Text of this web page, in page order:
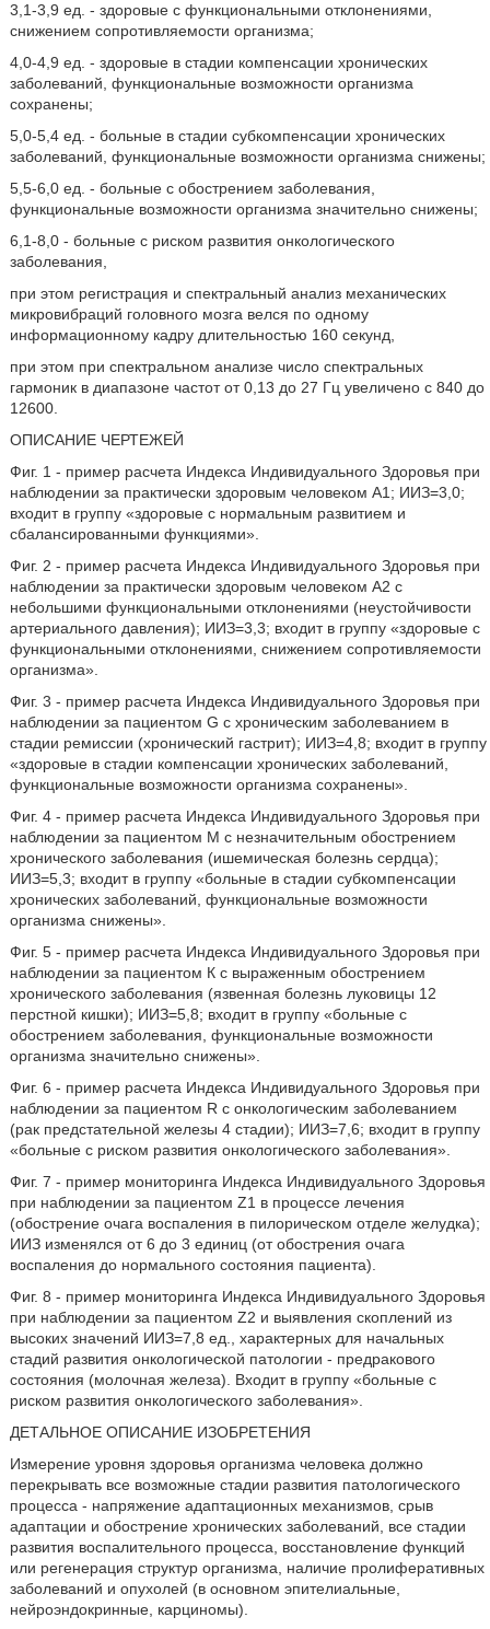
3,1-3,9 ед. - здоровые с функциональными отклонениями,
снижением сопротивляемости организма;
4,0-4,9 ед. - здоровые в стадии компенсации хронических
заболеваний, функциональные возможности организма
сохранены;
5,0-5,4 ед. - больные в стадии субкомпенсации хронических
заболеваний, функциональные возможности организма снижены;
5,5-6,0 ед. - больные с обострением заболевания,
функциональные возможности организма значительно снижены;
6,1-8,0 - больные с риском развития онкологического
заболевания,
при этом регистрация и спектральный анализ механических
микровибраций головного мозга велся по одному
информационному кадру длительностью 160 секунд,
при этом при спектральном анализе число спектральных
гармоник в диапазоне частот от 0,13 до 27 Гц увеличено с 840 до
12600.
ОПИСАНИЕ ЧЕРТЕЖЕЙ
Фиг. 1 - пример расчета Индекса Индивидуального Здоровья при
наблюдении за практически здоровым человеком А1; ИИЗ=3,0;
входит в группу «здоровые с нормальным развитием и
сбалансированными функциями».
Фиг. 2 - пример расчета Индекса Индивидуального Здоровья при
наблюдении за практически здоровым человеком А2 с
небольшими функциональными отклонениями (неустойчивости
артериального давления); ИИЗ=3,3; входит в группу «здоровые с
функциональными отклонениями, снижением сопротивляемости
организма».
Фиг. 3 - пример расчета Индекса Индивидуального Здоровья при
наблюдении за пациентом G с хроническим заболеванием в
стадии ремиссии (хронический гастрит); ИИЗ=4,8; входит в группу
«здоровые в стадии компенсации хронических заболеваний,
функциональные возможности организма сохранены».
Фиг. 4 - пример расчета Индекса Индивидуального Здоровья при
наблюдении за пациентом М с незначительным обострением
хронического заболевания (ишемическая болезнь сердца);
ИИЗ=5,3; входит в группу «больные в стадии субкомпенсации
хронических заболеваний, функциональные возможности
организма снижены».
Фиг. 5 - пример расчета Индекса Индивидуального Здоровья при
наблюдении за пациентом К с выраженным обострением
хронического заболевания (язвенная болезнь луковицы 12
перстной кишки); ИИЗ=5,8; входит в группу «больные с
обострением заболевания, функциональные возможности
организма значительно снижены».
Фиг. 6 - пример расчета Индекса Индивидуального Здоровья при
наблюдении за пациентом R с онкологическим заболеванием
(рак предстательной железы 4 стадии); ИИЗ=7,6; входит в группу
«больные с риском развития онкологического заболевания».
Фиг. 7 - пример мониторинга Индекса Индивидуального Здоровья
при наблюдении за пациентом Z1 в процессе лечения
(обострение очага воспаления в пилорическом отделе желудка);
ИИЗ изменялся от 6 до 3 единиц (от обострения очага
воспаления до нормального состояния пациента).
Фиг. 8 - пример мониторинга Индекса Индивидуального Здоровья
при наблюдении за пациентом Z2 и выявления скоплений из
высоких значений ИИЗ=7,8 ед., характерных для начальных
стадий развития онкологической патологии - предракового
состояния (молочная железа). Входит в группу «больные с
риском развития онкологического заболевания».
ДЕТАЛЬНОЕ ОПИСАНИЕ ИЗОБРЕТЕНИЯ
Измерение уровня здоровья организма человека должно
перекрывать все возможные стадии развития патологического
процесса - напряжение адаптационных механизмов, срыв
адаптации и обострение хронических заболеваний, все стадии
развития воспалительного процесса, восстановление функций
или регенерация структур организма, наличие пролиферативных
заболеваний и опухолей (в основном эпителиальные,
нейроэндокринные, карциномы).